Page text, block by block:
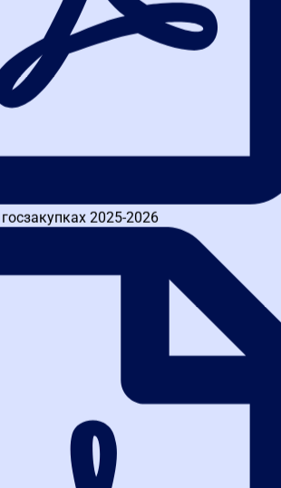
грамотно подготовить
заявку, отстоять свои права в случае
выигрывать выгодные контракты.
разработала специализированные
заказчиков, так и для
особенно в регионах России, участие
в эту систему. С2026года
комплексные курсы, объединяющие
ФЗ, что идеально подходит для
необходимо свободно ориентироваться
223-ФЗ и 44-ФЗ:
преимущества 223-ФЗ, давайте сравним его
поможет вам увидеть разницу наглядно.
Жесткая регламентация и
Утверждается на основе
типовых документов
2025-2026